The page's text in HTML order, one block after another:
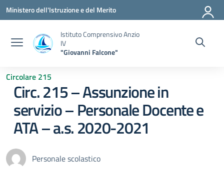
Vai ai contenuti
Vai al menu di navigazione
Vai al footer
Ministero dell'Istruzione e del Merito
Istituto Comprensivo Anzio
IV
"Giovanni Falcone"
Circolare 215
Circ. 215 – Assunzione in
servizio – Personale Docente e
ATA – a.s. 2020-2021
Personale scolastico